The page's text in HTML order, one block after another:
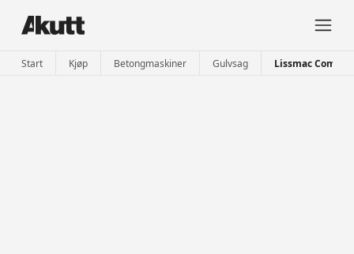
Start Kjøp Betongmaskiner Gulvsag Lissmac